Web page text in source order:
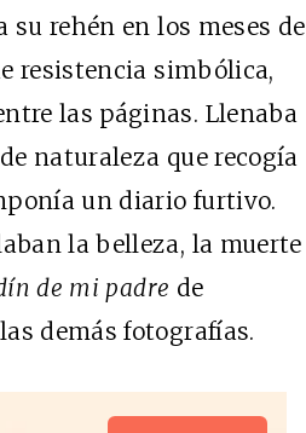
rehén en los meses de
resistencia simbólica,
las páginas. Llenaba
naturaleza que recogía
un diario furtivo.
la belleza, la muerte
de mi padre de
demás fotografías.